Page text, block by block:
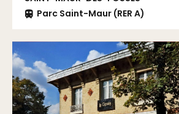
Parc Saint-Maur (RER A)